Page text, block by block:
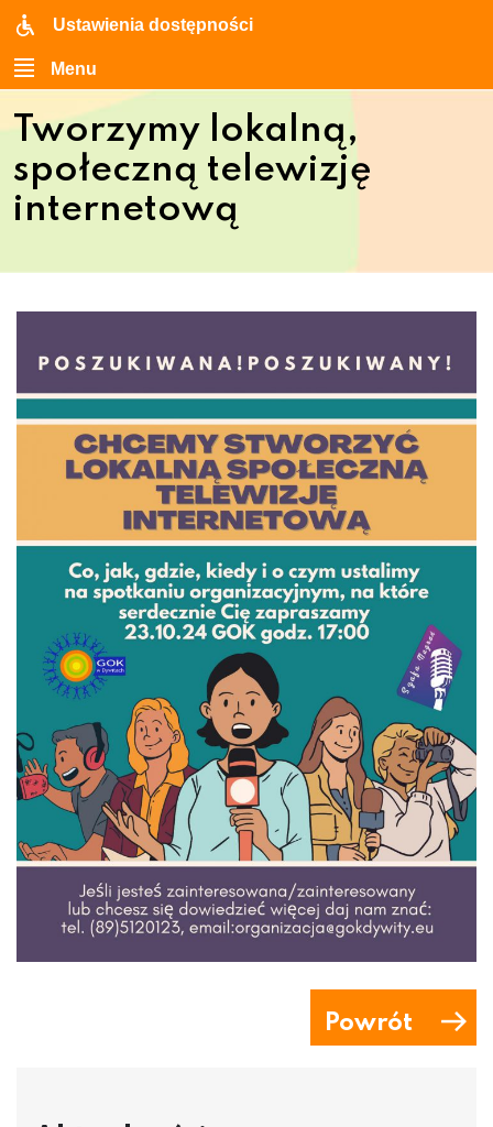
Ustawienia dostępności
Menu
Tworzymy lokalną,
społeczną telewizję
internetową
Powrót